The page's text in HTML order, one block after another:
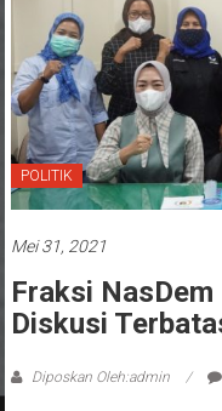
POLITIK
Mei 31, 2021
Fraksi NasDem
Diskusi
Diposkan Oleh:admin